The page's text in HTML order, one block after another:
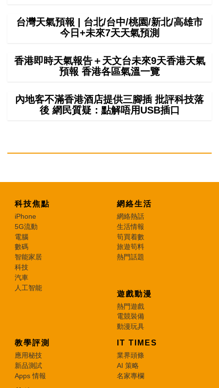
台灣天氣預報 | 台北/台中/桃園/新北/高雄市
今日+未來7天天氣預測
香港即時天氣報告＋天文台未來9天香港天氣
預報 香港各區氣溫一覽
內地客不滿香港酒店提供三腳插 批評科技落
後 網民質疑：點解唔用USB插口
科技焦點
iPhone
5G流動
電腦
數碼
智能家居
科技
汽車
人工智能
網絡生活
網絡熱話
生活情報
筍買着數
旅遊筍料
熱門話題
遊戲動漫
熱門遊戲
電競裝備
動漫玩具
教學評測
應用秘技
新品測試
Apps 情報
IT TIMES
業界頭條
AI 策略
名家專欄